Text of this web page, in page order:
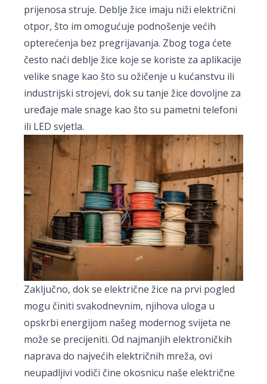
prijenosa struje. Deblje žice imaju niži električni
otpor, što im omogućuje podnošenje većih
opterećenja bez pregrijavanja. Zbog toga ćete
često naći deblje žice koje se koriste za aplikacije
velike snage kao što su ožičenje u kućanstvu ili
industrijski strojevi, dok su tanje žice dovoljne za
uređaje male snage kao što su pametni telefoni
ili LED svjetla.
Zaključno, dok se električne žice na prvi pogled
mogu činiti svakodnevnim, njihova uloga u
opskrbi energijom našeg modernog svijeta ne
može se precijeniti. Od najmanjih elektroničkih
naprava do najvećih električnih mreža, ovi
neupadljivi vodiči čine okosnicu naše električne